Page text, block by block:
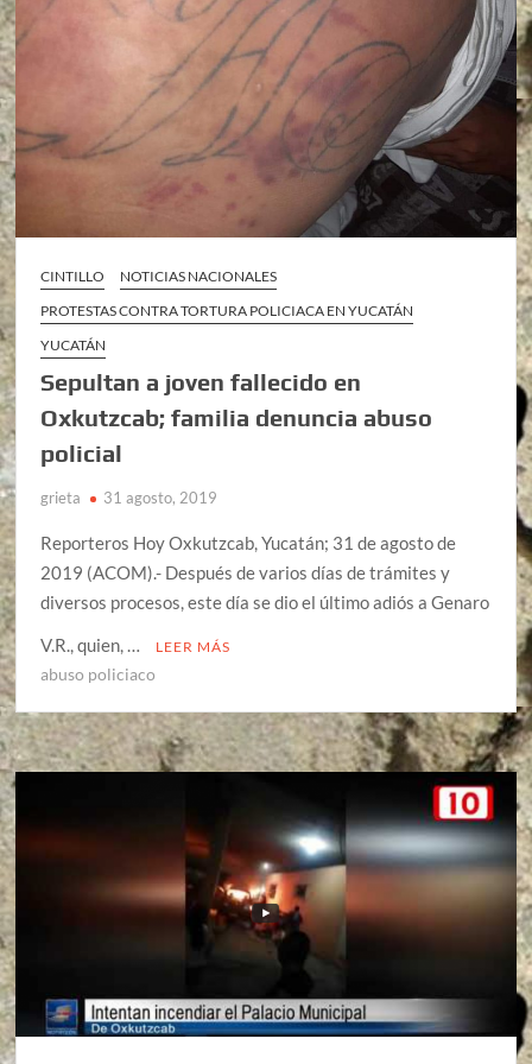
CINTILLO
NOTICIAS NACIONALES
PROTESTAS CONTRA TORTURA POLICIACA EN YUCATÁN
YUCATÁN
Sepultan a joven fallecido en
Oxkutzcab; familia denuncia abuso
policial
grieta 31 agosto, 2019
Reporteros Hoy Oxkutzcab, Yucatán; 31 de agosto de
2019 (ACOM).- Después de varios días de trámites y
diversos procesos, este día se dio el último adiós a Genaro
V.R., quien, …
LEER MÁS
abuso policiaco